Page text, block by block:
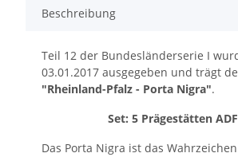
Beschreibung
Teil 12 der Bundesländerserie I
03.01.2017 ausgegeben und trägt
"Rheinland-Pfalz - Porta Nigra".
Set: 5 Prägestätten
Das Porta Nigra ist das